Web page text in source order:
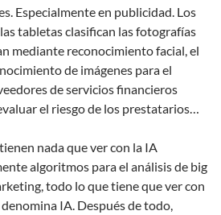
Especialmente en publicidad. Los
tabletas clasifican las fotografías
mediante reconocimiento facial, el
de imágenes para el
de servicios financieros
el riesgo de los prestatarios…
nada que ver con la IA
algoritmos para el análisis de big
todo lo que tiene que ver con
IA. Después de todo,